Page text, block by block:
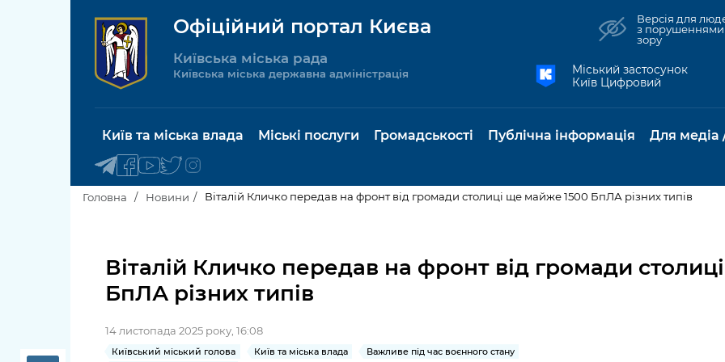
Офіційний портал Києва
Київська міська рада
Київська міська державна адміністрація
Версія для
з порушеннями
зору
Міський застосунок
Київ Цифровий
Київ та міська влада
Київська міська рада
Керівництво КМДА
Контактна інформація
Міські послуги
послуги
Пільги, субсидії та
Паспорт, свідоцтва та
земельні ділянки
Громадськості
об'єднань
громадськістю
Публічна інформація
публічної
інформації
база
Для медіа
Головна Новини Віталій Кличко передав на фронт від громади столиці ще майже 1500 БпЛА різних типів
Віталій Кличко передав на фронт від громади
БпЛА різних типів
14 листопада 2025 року, 16:08
Київський міський голова Київ та міська влада
Важливе під час воєнного стану